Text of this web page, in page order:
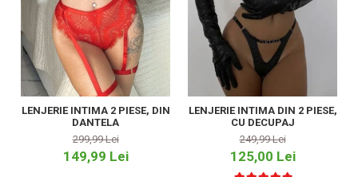
LENJERIE INTIMA 2 PIESE, DIN
DANTELA
299,99 Lei
149,99 Lei
LENJERIE INTIMA DIN 2 PIESE,
CU DECUPAJ
249,99 Lei
125,00 Lei